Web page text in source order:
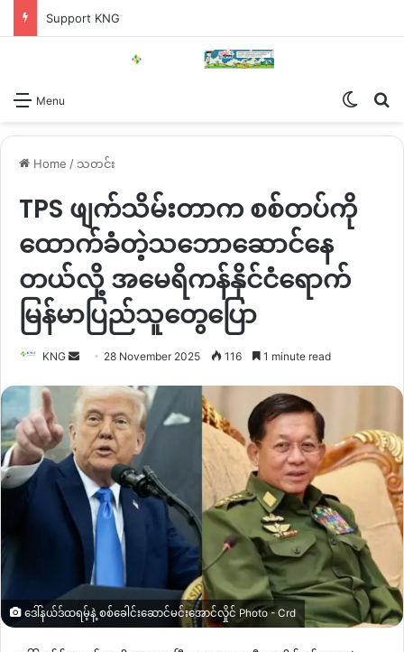
Support KNG
Menu
Home / သတင်း
TPS ဖျက်သိမ်းတာက စစ်တပ်ကို
ထောက်ခံတဲ့သဘောဆောင်နေ
တယ်လို့ အမေရိကန်နိုင်ငံရောက်
မြန်မာပြည်သူတွေပြော
KNG
Send
email
28 November 2025 116 1 minute read
ဒေါ်နယ်ဒ်ထရမ့်နဲ့ စစ်ခေါင်းဆောင်မင်းအောင်လှိုင် Photo - Crd